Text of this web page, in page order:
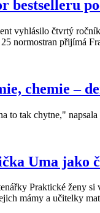
bestselleru
vyhlásilo čtvrtý
normostran přijímá
chemie –
to tak chytne,"
Uma jako
Praktické ženy
mámy a učitelky